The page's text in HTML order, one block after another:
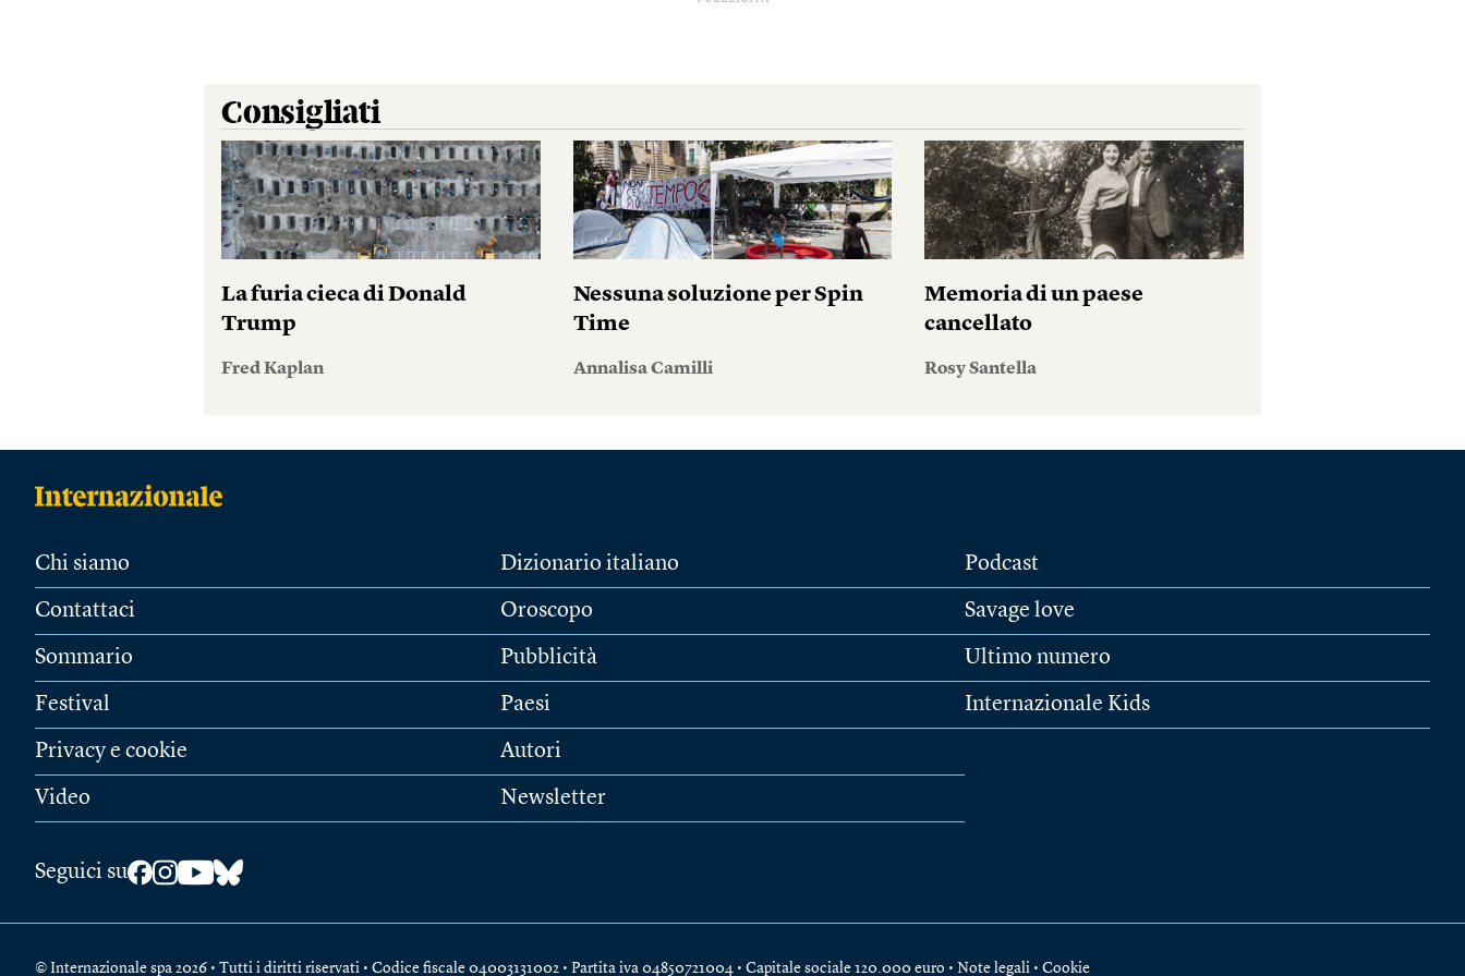
Consigliati
La furia cieca di Donald
Trump
Fred Kaplan
Nessuna soluzione per Spin
Time
Annalisa Camilli
Memoria di un paese
cancellato
Rosy Santella
Chi siamo
Contattaci
Sommario
Festival
Privacy e cookie
Video
Dizionario italiano
Oroscopo
Pubblicità
Paesi
Autori
Newsletter
Podcast
Savage love
Ultimo numero
Internazionale Kids
Seguici su
© Internazionale spa 2026 • Tutti i diritti riservati • Codice fiscale 04003131002 • Partita iva 04850721004 • Capitale sociale 120.000 euro • Note legali • Cookie